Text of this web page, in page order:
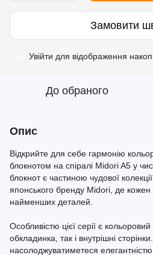
Замовити
Увійти для відображення
До обраного
Опис
Відкрийте для себе гармонію
блокнотом на спіралі Midori A5 у
блокнот є частиною чудової
японського бренду Midori, де
найменших деталей.
Особливістю цієї серії є
обкладинка, так і внутрішні
насолоджуватиметеся елегантністю